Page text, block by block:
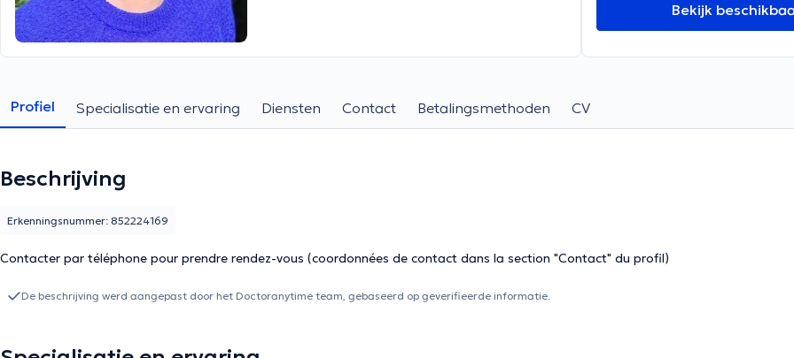
Bekijk
Profiel Specialisatie en ervaring Diensten Contact Betalingsmethoden CV
Beschrijving
Contacter par téléphone pour prendre rendez-vous (coordonnées de contact dans la section "Contact" du profil)
Erkenningsnummer: 852224169
De beschrijving werd aangepast door het Doctoranytime team, gebaseerd op geverifieerde informatie.